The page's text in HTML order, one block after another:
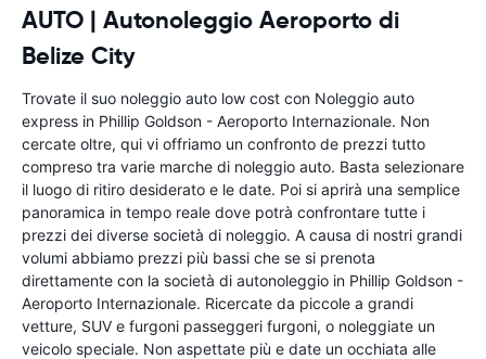
AUTO | Autonoleggio Aeroporto di
Belize City
Trovate il suo noleggio auto low cost con Noleggio auto
express in Phillip Goldson - Aeroporto Internazionale. Non
cercate oltre, qui vi offriamo un confronto de prezzi tutto
compreso tra varie marche di noleggio auto. Basta selezionare
il luogo di ritiro desiderato e le date. Poi si aprirà una semplice
panoramica in tempo reale dove potrà confrontare tutte i
prezzi dei diverse società di noleggio. A causa di nostri grandi
volumi abbiamo prezzi più bassi che se si prenota
direttamente con la società di autonoleggio in Phillip Goldson -
Aeroporto Internazionale. Ricercate da piccole a grandi
vetture, SUV e furgoni passeggeri furgoni, o noleggiate un
veicolo speciale. Non aspettate più e date un occhiata alle